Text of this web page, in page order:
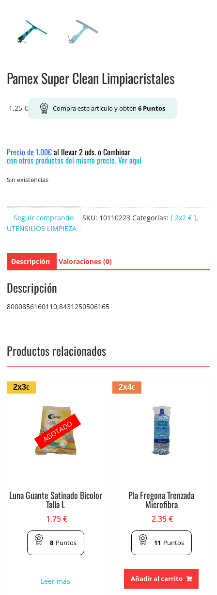
Pamex Super Clean Limpiacristales
1.25 € Compra este artículo y obtén 6Puntos
Precio de 1.00€al llevar 2 uds. o Combinar
con otros productos del mismo precio. Ver aquí
Sin existencias
Seguir comprando SKU: 10110223 Categorías: [ 2x2 € ],
UTENSILIOS LIMPIEZA
Descripción Valoraciones (0)
Descripción
8000856160110,8431250506165
Productos relacionados
2x3€
Luna Guante Satinado Bicolor
Talla L
1.75€
8 Puntos
Leer más
AGOTADO
2x4€
Pla Fregona Trenzada
Microfibra
2.35€
11 Puntos
Añadir al carrito